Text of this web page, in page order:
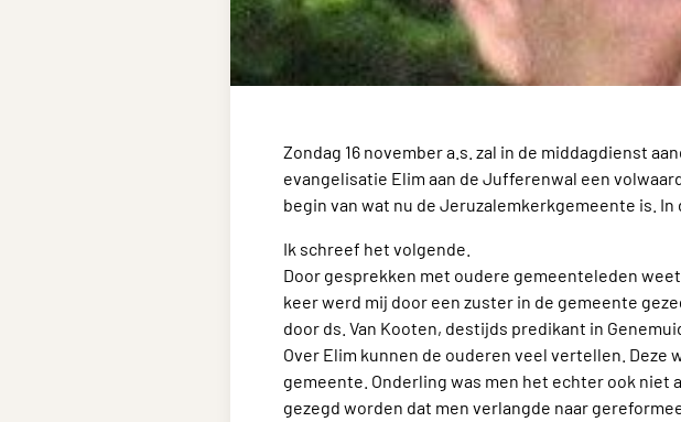
Zondag 16 november a.s. zal in de middagdienst
evangelisatie Elim aan de Jufferenwal een
begin van wat nu de Jeruzalemkerkgemeente is.
Ik schreef het volgende.
Door gesprekken met oudere gemeenteleden
keer werd mij door een zuster in de gemeente
door ds. Van Kooten, destijds predikant in
Over Elim kunnen de ouderen veel vertellen.
gemeente. Onderling was men het echter ook niet
gezegd worden dat men verlangde naar